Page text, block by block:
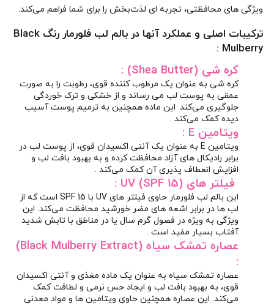
ویژگی‌ های محافظتی، تجربه‌ ای لذت‌بخش را برای شما فراهم می‌کند.
ترکیبات اصلی و عملکرد آنها در بالم لب فلورمار رنگ Black
Mulberry :
کره شی (Shea Butter) :
کره شی به‌ عنوان یک مرطوب‌ کننده قوی، رطوبت را به‌ صورت
عمقی به پوست لب می‌ رساند و از خشکی و ترک‌ خوردگی
جلوگیری می‌کند. این ماده همچنین به ترمیم پوست آسیب‌
دیده کمک می‌کند .
ویتامین E :
ویتامین E به‌ عنوان یک آنتی‌ اکسیدان قوی، از پوست لب در
برابر رادیکال‌ های آزاد محافظت کرده و به بهبود بافت لب و
افزایش انعطاف‌ پذیری آن کمک می‌کند .
فیلتر های UV (SPF 15) :
این بالم لب فلورمار حاوی فیلتر های UV با SPF 15 است که از
لب‌ ها در برابر اشعه‌ های مضر خورشید محافظت می‌کند. این
ویژگی به‌ ویژه در فصول گرم سال یا در مناطق با تابش شدید
آفتاب بسیار مفید است .
عصاره تمشک سیاه (Black Mulberry Extract)
:
عصاره تمشک سیاه به‌ عنوان یک ماده مغذی و آنتی‌ اکسیدان
قوی، به بهبود بافت لب و ایجاد حس نرمی و لطافت کمک
می‌کند. این عصاره همچنین حاوی ویتامین‌ ها و مواد معدنی